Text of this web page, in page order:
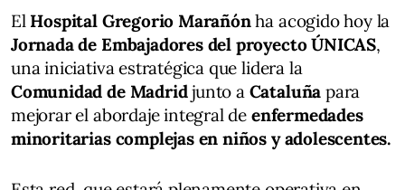
El Hospital Gregorio Marañónha acogido hoy la
Jornada de Embajadores del proyecto ÚNICAS,
una iniciativa estratégica que lidera la
Comunidad de Madridjunto a Cataluña para
mejorar el abordaje integral de enfermedades
minoritarias complejas en niños y adolescentes.